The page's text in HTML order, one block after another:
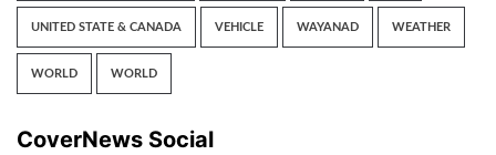
UNITED STATE & CANADA VEHICLE WAYANAD WEATHER
WORLD WORLD
CoverNews Social